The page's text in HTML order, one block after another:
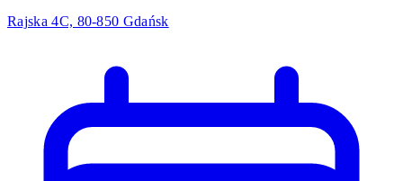
Rajska 4C, 80-850 Gdańsk